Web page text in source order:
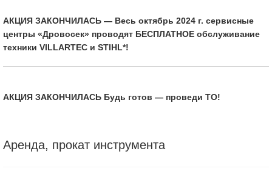
АКЦИЯ ЗАКОНЧИЛАСЬ — Весь октябрь 2024 г. сервисные
центры «Дровосек» проводят БЕСПЛАТНОЕ обслуживание
техники VILLARTEC и STIHL*!
АКЦИЯ ЗАКОНЧИЛАСЬ Будь готов — проведи ТО!
Аренда, прокат инструмента